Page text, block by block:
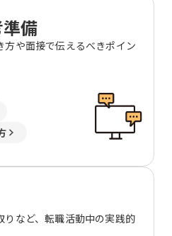
備
や面接で伝えるべきポイン
など、転職活動中の実践的